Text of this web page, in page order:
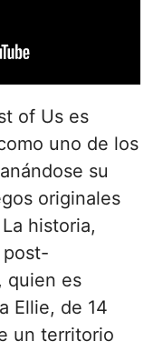
of Us es
uno de los
su
originales
historia,
post-
quien es
Ellie, de 14
un territorio